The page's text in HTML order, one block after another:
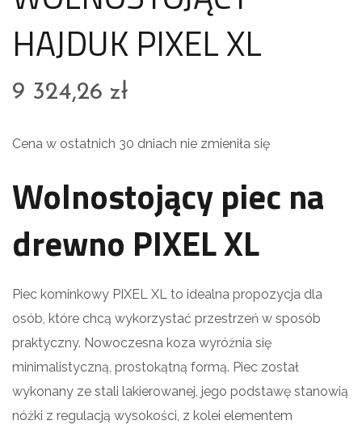
HAJDUK PIXEL XL
9 324,26 zł
Cena w ostatnich 30 dniach nie zmieniła się
Wolnostojący piec na
drewno PIXEL XL
Piec kominkowy PIXEL XL to idealna propozycja dla
osób, które chcą wykorzystać przestrzeń w sposób
praktyczny. Nowoczesna koza wyróżnia się
minimalistyczną, prostokątną formą. Piec został
wykonany ze stali lakierowanej, jego podstawę stanowią
nóżki z regulacją wysokości, z kolei elementem